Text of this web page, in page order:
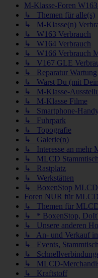
M-Klasse-Foren
↳ Themen für alle(s)
↳ M-Klasse(n)
↳ W163 Verbrauch
↳ W164 Verbrauch
↳ W166 Verbrauch
↳ V167 GLE
↳ Reparatur Wartung
↳ Warst Du (mit
↳ M-Klasse-
↳ M-Klasse Filme
↳ Smartphone-
↳ Fuhrpark
↳ Topografie
↳ Galerie(n)
↳ Interesse an mehr
↳ MLCD
↳ Rastplatz
↳ Werkstätten
↳ BoxenStop
Foren NUR für
↳ Themen für
↳ * BoxenStop,
↳ Unsere anderen
↳ An- und Verkauf
↳ Events,
↳
↳ MLCD-
↳ Kraftstoff